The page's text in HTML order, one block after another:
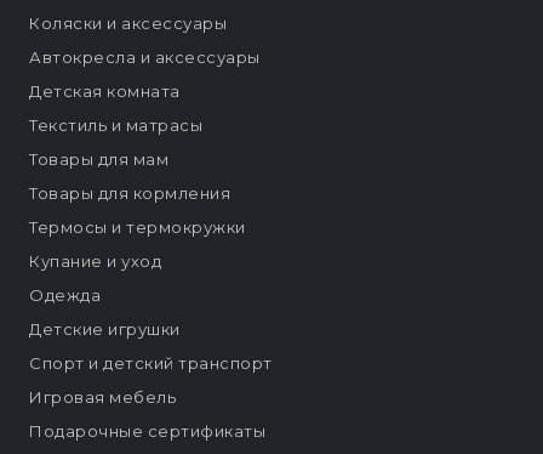
Коляски и аксессуары
Автокресла и аксессуары
Детская комната
Текстиль и матрасы
Товары для мам
Товары для кормления
Термосы и термокружки
Купание и уход
Одежда
Детские игрушки
Спорт и детский транспорт
Игровая мебель
Подарочные сертификаты